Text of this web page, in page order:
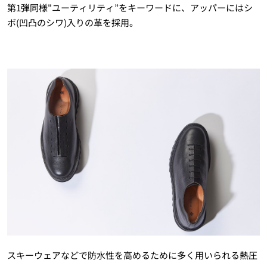
第1弾同様"ユーティリティ”をキーワードに、アッパーにはシ
ボ(凹凸のシワ)入りの革を採用。
スキーウェアなどで防水性を高めるために多く用いられる熱圧